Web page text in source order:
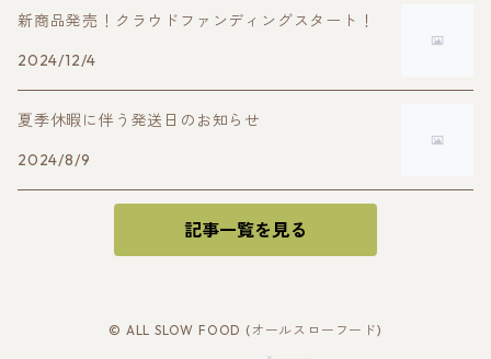
新商品発売！クラウドファンディングスタート！
2024/12/4
夏季休暇に伴う発送日のお知らせ
2024/8/9
記事一覧を見る
© ALL SLOW FOOD (オールスローフード)